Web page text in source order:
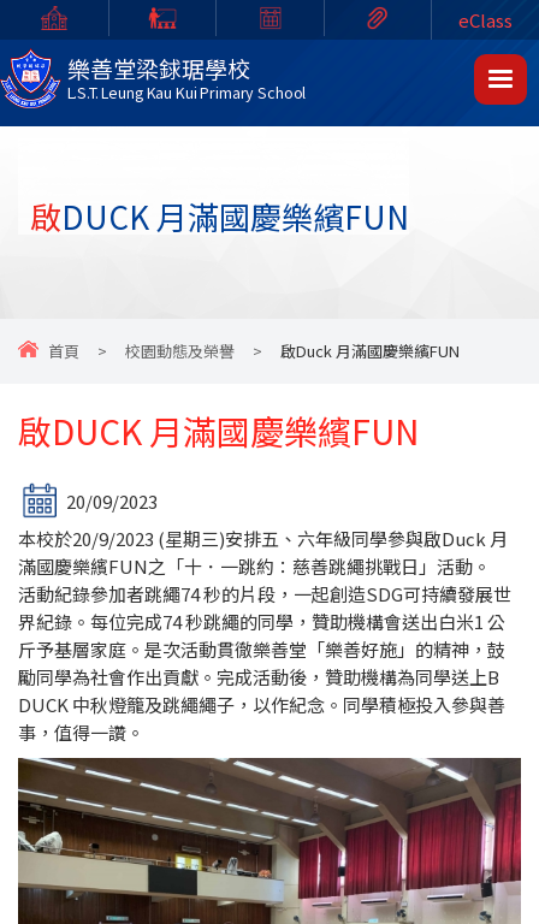
樂善堂梁銶琚學校
L.S.T. Leung Kau Kui Primary School
eClass
啟DUCK 月滿國慶樂繽FUN
首頁 > 校園動態及榮譽 > 啟Duck 月滿國慶樂繽FUN
啟DUCK 月滿國慶樂繽FUN
20/09/2023
本校於20/9/2023 (星期三)安排五、六年級同學參與啟Duck 月
滿國慶樂繽FUN之「十．一跳約：慈善跳繩挑戰日」活動。
活動紀錄參加者跳繩74 秒的片段，一起創造SDG可持續發展世
界紀錄。每位完成74 秒跳繩的同學，贊助機構會送出白米1 公
斤予基層家庭。是次活動貫徹樂善堂「樂善好施」的精神，鼓
勵同學為社會作出貢獻。完成活動後，贊助機構為同學送上B
DUCK 中秋燈籠及跳繩繩子，以作紀念。同學積極投入參與善
事，值得一讚。